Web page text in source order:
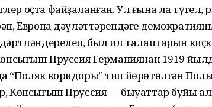
оҫта файҙаланған. Ул ғына ла түгел,
Европа дәүләттәрендәге
был ил талаптарын
Пруссия Германиянан 1919
“Поляк коридоры” тип йөрөтөлгән
Көнсығыш Пруссия — быуаттар буйы